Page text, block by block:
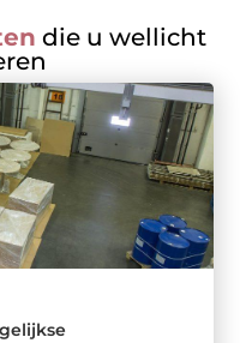
die u wellicht